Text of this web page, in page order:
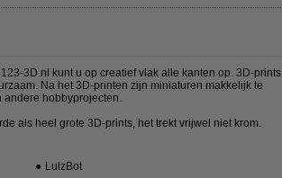
3D.nl kunt u op creatief vlak alle kanten op. 3D-prints
Na het 3D-printen zijn miniaturen makkelijk te
andere hobbyprojecten.
als heel grote 3D-prints, het trekt vrijwel niet krom.
● LulzBot